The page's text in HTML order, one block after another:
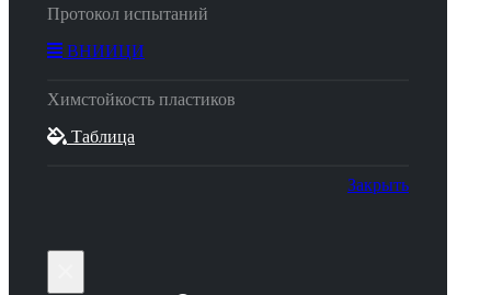
Протокол испытаний
ВНИИЦИ
Химстойкость пластиков
Таблица
Закрыть